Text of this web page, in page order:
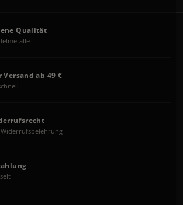
Qualität
Versand ab 49 €